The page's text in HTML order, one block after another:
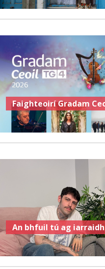
Faighteoirí Gradam
An bhfuil tú ag